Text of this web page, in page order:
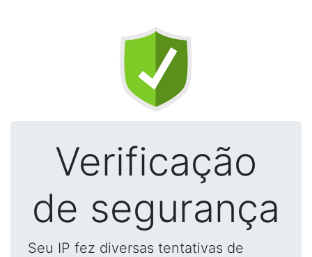
Verificação
de segurança
Seu IP fez diversas tentativas de